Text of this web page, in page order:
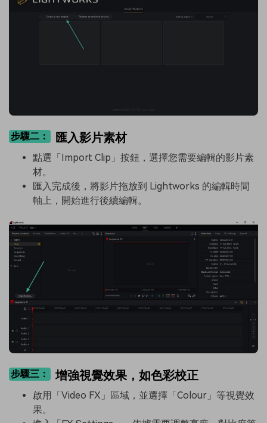
步驟二： 匯入影片素材
點選「Import Clip」按鈕，選擇您需要編輯的影片素
材。
匯入完成後，將影片拖放到 Lightworks 的編輯時間
軸上，開始進行後續編輯。
步驟三： 增強視覺效果，如色彩校正
啟用「Video FX」區域，並選擇「Colour」等視覺效
果。